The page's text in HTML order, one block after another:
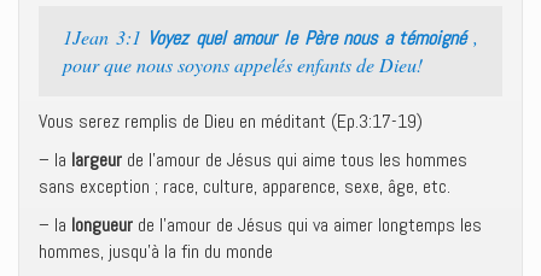
1Jean 3:1 Voyez quel amour le Père nous a témoigné,
pour que nous soyons appelés enfants de Dieu!
Vous serez remplis de Dieu en méditant (Ep.3:17-19)
– la largeur de l’amour de Jésus qui aime tous les hommes
sans exception ; race, culture, apparence, sexe, âge, etc.
– la longueur de l’amour de Jésus qui va aimer longtemps les
hommes, jusqu’à la fin du monde